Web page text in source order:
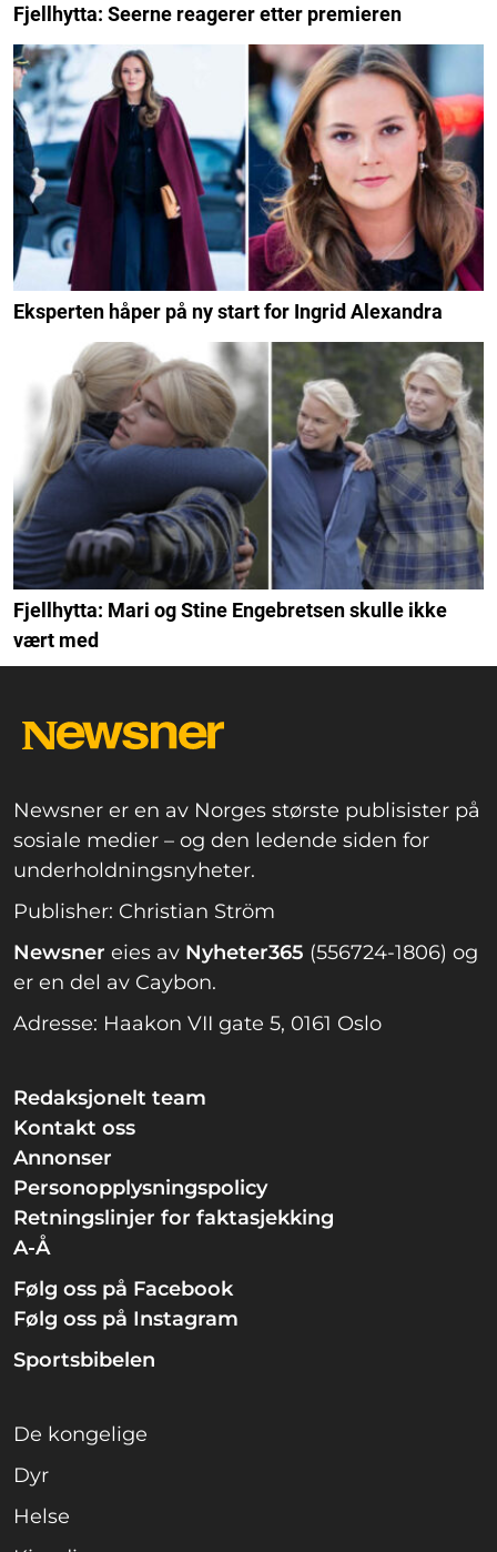
Fjellhytta: Seerne reagerer etter premieren
Eksperten håper på ny start for Ingrid Alexandra
Fjellhytta: Mari og Stine Engebretsen skulle ikke
vært med
Newsner er en av Norges største publisister på
sosiale medier – og den ledende siden for
underholdningsnyheter.
Publisher: Christian Ström
Newsner eies av Nyheter365 (556724-1806) og
er en del av Caybon.
Adresse: Haakon VII gate 5, 0161 Oslo
Redaksjonelt team
Kontakt oss
Annonser
Personopplysningspolicy
Retningslinjer for faktasjekking
A-Å
Følg oss på Facebook
Følg oss på Instagram
Sportsbibelen
De kongelige
Dyr
Helse